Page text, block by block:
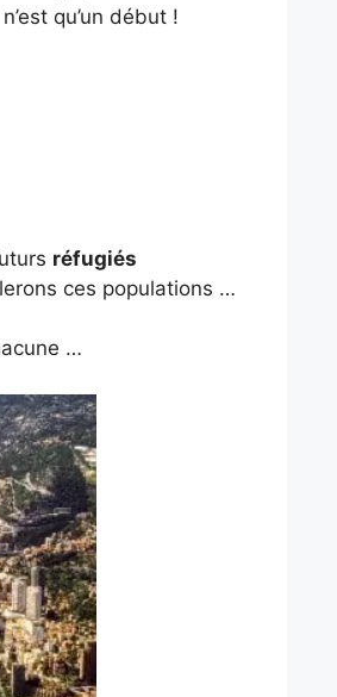
qu’un début !
réfugiés
ces populations …
…